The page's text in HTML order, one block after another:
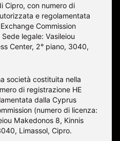
Cipro, con numero di
e regolamentata
Commission
legale: Vasileiou
Center, 2° piano, 3040,
società costituita nella
di registrazione ΗΕ
dalla Cyprus
(numero di licenza:
Makedonos 8, Kinnis
Limassol, Cipro.